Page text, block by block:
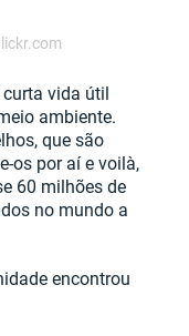
vida útil
ambiente.
que são
os por aí e voilà,
60 milhões de
no mundo a
encontrou